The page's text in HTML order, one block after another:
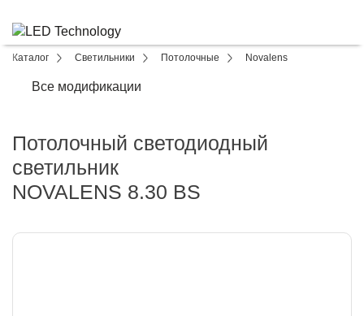
Каталог Светильники Потолочные Novalens
Все модификации
Потолочный светодиодный
светильник
NOVALENS 8.30 BS